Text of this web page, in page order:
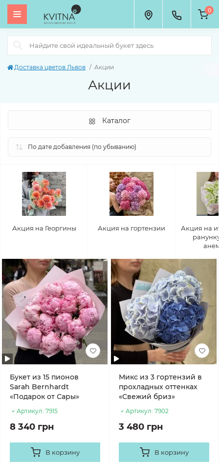
0
Доставка цветов Львов Акции
Акции
Каталог
Акция на Георгины Акция на гортензии
Акция на
Букет из 15 пионов
Sarah Bernhardt
«Подарок от Сары»
Артикул: 7915
8 340 грн
В корзину
Микс из 3 гортензий в
прохладных оттенках
«Свежий бриз»
Артикул: 7902
3 480 грн
В корзину